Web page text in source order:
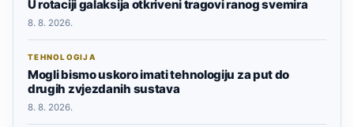
U rotaciji galaksija otkriveni tragovi ranog svemira
8. 8. 2026.
TEHNOLOGIJA
Mogli bismo uskoro imati tehnologiju za put do
drugih zvjezdanih sustava
8. 8. 2026.